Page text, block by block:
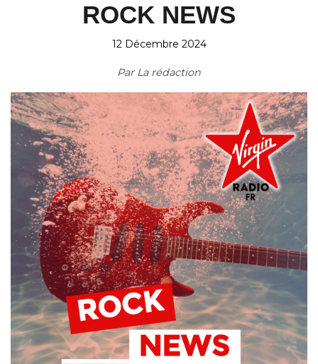
ROCK NEWS
12 Décembre 2024
Par La rédaction